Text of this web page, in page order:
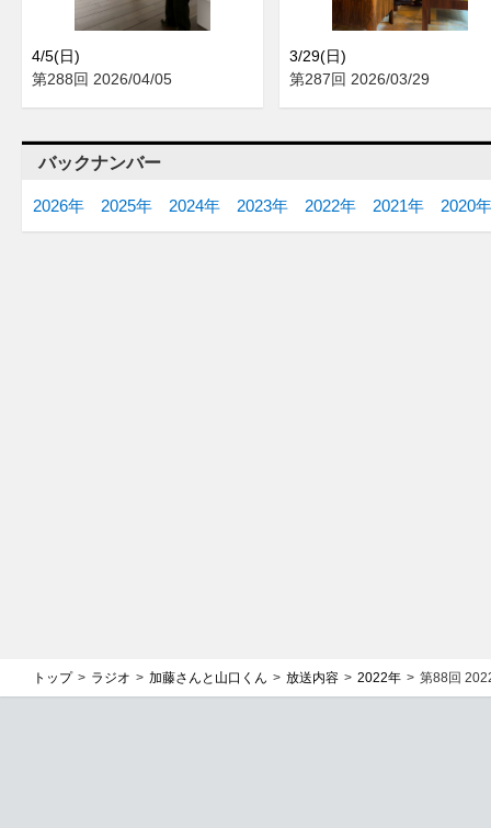
4/5(日)
第288回 2026/04/05
3/29(日)
第287回 2026/03/29
バックナンバー
2026年 2025年 2024年 2023年 2022年 2021年 2020年
トップ ラジオ 加藤さんと山口くん 放送内容 2022年 第88回